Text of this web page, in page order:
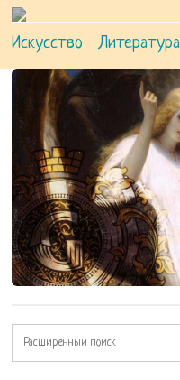
Искусство Литература